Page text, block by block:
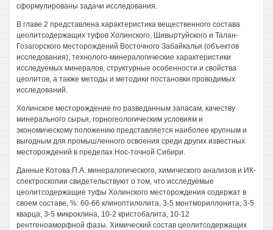
сформулированы задачи исследования.
В главе 2 представлена характеристика вещественного состава
цеолитсодержащих туфов Холинского, Шивыртуйского и Талан-
Гозагорского месторождений Восточного Забайкалья (объектов
исследования), технолого-минералогические характеристики
исследуемых минералов, структурные особенности и свойства
цеолитов, а также методы и методики постановки проводимых
исследований.
Холинское месторождение по разведанным запасам, качеству
минерального сырья, горногеологическим условиям и
экономическому положению представляется наиболее крупным и
выгодным для промышленного освоения среди других известных
месторождений в пределах Нос-точной Сибири.
Данные Котова П.А. минералогического, химического анализов и ИК-
спектроскопии свидетельствуют о том, что исследуемые
цеолитсодержащие туфы Холинского месторождения содержат в
своем составе, %: 60-66 клиноптилолита, 3-5 монтмориллонита, 3-5
кварца, 3-5 микроклина, 10-2 кристобалита, 10-12
рентгеноаморфной фазы. Химический состав цеолитсодержащих